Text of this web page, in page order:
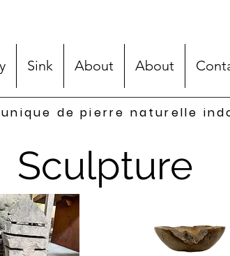
Sink About About
de pierre naturelle
Sculpture